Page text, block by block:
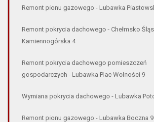
Remont pionu gazowego - Lubawka
Remont pokrycia dachowego - Chełmsko
Kamiennogórska 4
Remont pokrycia dachowego pomieszczeń
gospodarczych - Lubawka Plac Wolności 9
Wymiana pokrycia dachowego - Lubawka
Remont pionu gazowego - Lubawka Boczna 9